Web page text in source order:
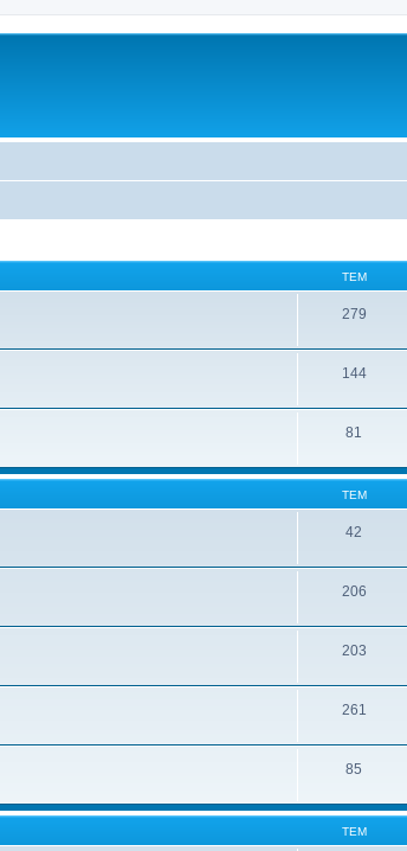
ТЕМ
279
144
81
ТЕМ
42
206
203
261
85
ТЕМ